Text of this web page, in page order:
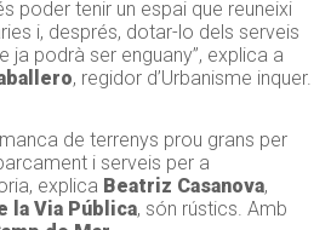
poder tenir un espai que reuneixi
i, després, dotar-lo dels serveis
ja podrà ser enguany”, explica a
, regidor d’Urbanisme inquer.
de terrenys prou grans per
i serveis per a
explica Beatriz Casanova,
la Via Pública, són rústics. Amb